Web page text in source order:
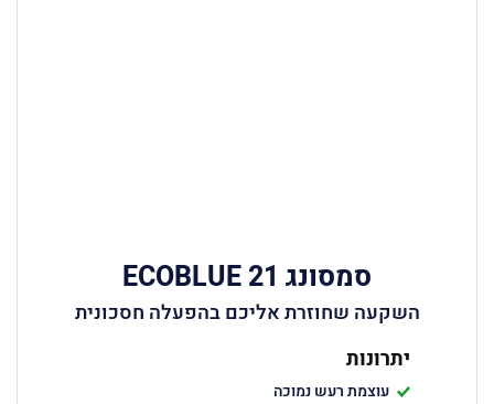
סמסונג ECOBLUE 21
השקעה שחוזרת אליכם בהפעלה חסכונית
יתרונות
עוצמת רעש נמוכה